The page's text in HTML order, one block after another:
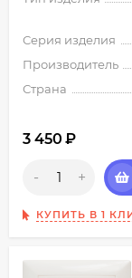
Серия изделия
Производитель
Страна
3 450 ₽
- +
КУПИТЬ В 1